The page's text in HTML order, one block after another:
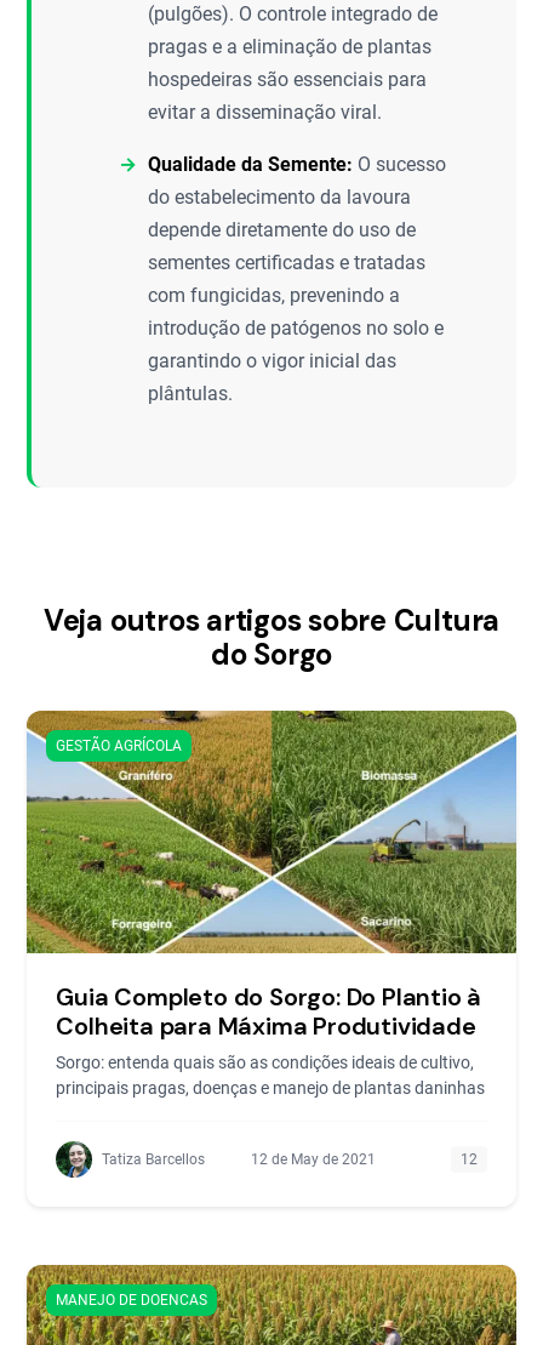
(pulgões). O controle integrado de
pragas e a eliminação de plantas
hospedeiras são essenciais para
evitar a disseminação viral.
Qualidade da Semente: O sucesso
do estabelecimento da lavoura
depende diretamente do uso de
sementes certificadas e tratadas
com fungicidas, prevenindo a
introdução de patógenos no solo e
garantindo o vigor inicial das
plântulas.
Veja outros artigos sobre Cultura
do Sorgo
GESTÃO AGRÍCOLA
Guia Completo do Sorgo: Do Plantio à
Colheita para Máxima Produtividade
Sorgo: entenda quais são as condições ideais de cultivo,
principais pragas, doenças e manejo de plantas daninhas
Tatiza Barcellos 12 de May de 2021 12
MANEJO DE DOENCAS